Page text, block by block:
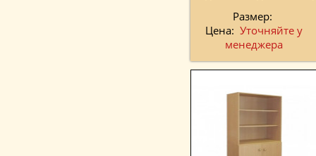
Размер:
Цена: Уточняйте у
менеджера